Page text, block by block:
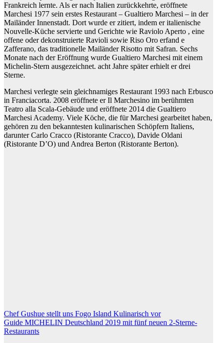
Frankreich lernte. Als er nach Italien zurückkehrte, eröffnete
Marchesi 1977 sein erstes Restaurant – Gualtiero Marchesi – in der
Mailänder Innenstadt. Dort wurde er zitiert, indem er italienische
Nouvelle-Küche servierte und Gerichte wie Raviolo Aperto , eine
offene oder dekonstruierte Ravioli sowie Riso Oro erfand e
Zafferano, das traditionelle Mailänder Risotto mit Safran. Sechs
Monate nach der Eröffnung wurde Gualtiero Marchesi mit einem
Michelin-Stern ausgezeichnet. acht Jahre später erhielt er drei
Sterne.
Marchesi verlegte sein gleichnamiges Restaurant 1993 nach Erbusco
in Franciacorta. 2008 eröffnete er Il Marchesino im berühmten
Teatro alla Scala-Gebäude und eröffnete 2014 die Gualtiero
Marchesi Academy. Viele Köche, die für Marchesi gearbeitet haben,
gehören zu den bekanntesten kulinarischen Schöpfern Italiens,
darunter Carlo Cracco (Ristorante Cracco), Davide Oldani
(Ristorante D’O) und Andrea Berton (Ristorante Berton).
Beitragsnavigation
Chef Gushue stellt uns Fogo Island Kulinarisch vor
Guide MICHELIN Deutschland 2019 mit fünf neuen 2-Sterne-
Restaurants